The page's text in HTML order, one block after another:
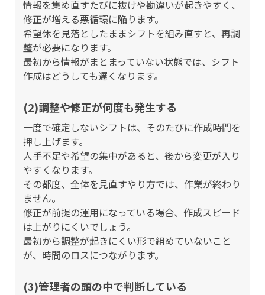
情報を集め直すたびに抜けや勘違いが起きやすく、
修正が増える悪循環に陥ります。
希望休を見落としたままシフトを組み直すと、再調
整が必要になります。
最初から情報がまとまっていない状態では、シフト
作成はどうしても遅くなります。
(2)調整や修正が何度も発生する
一度で確定しないシフトは、そのたびに作成時間を
押し上げます。
人手不足や希望の集中があると、後から変更が入り
やすくなります。
その都度、全体を見直すやり方では、作業が終わり
ません。
修正が前提の運用になっている場合、作成スピード
は上がりにくいでしょう。
最初から調整が起きにくい形で組めていないこと
が、時間のロスにつながります。
(3)管理者の頭の中で判断している